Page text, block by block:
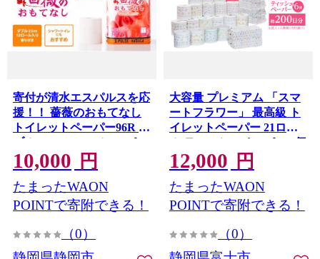
寄付が清水エスパルスを応
援！！ 薔薇のおもてなし
トイレットペーパー96R ダ
ブル 25m 12ロール x 8パッ
ク 計96ロール 香り付き 再
生紙100％ 限定 清水エスパ
ルス × 薔薇のおもてなし
トイレットペーパー ダブ
コスパ ランキング 大容量
10,000 円
たまったWAON
POINTで寄附できる！
（0）
大容量 プレミアム 「スマ
ートフラワー」 最高級 ト
イレットペーパー 21ロー
ル ティッシュペーパー 6個
詰め合わせ まとめ買い 防
災 備蓄 日用品 消耗品 生活
用品 富士市 [sf001-051]
12,000 円
たまったWAON
POINTで寄附できる！
（0）